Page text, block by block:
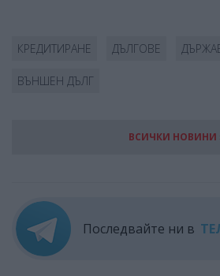
КРЕДИТИРАНЕ ДЪЛГОВЕ
ВЪНШЕН ДЪЛГ
ВСИЧКИ НОВИНИ
Последвайте ни в